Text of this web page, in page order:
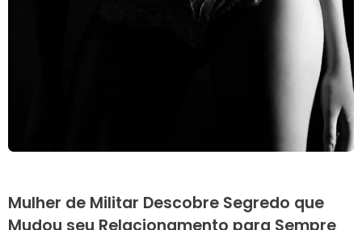
Mulher de Militar Descobre Segredo que
Mudou seu Relacionamento para Sempre